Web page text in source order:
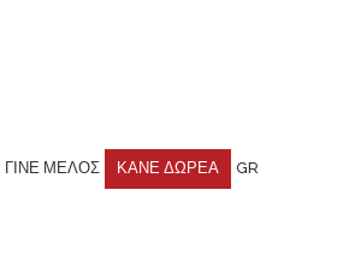
ΓΊΝΕ ΜΈΛΟΣ ΚΆΝΕ ΔΩΡΕΆ GR